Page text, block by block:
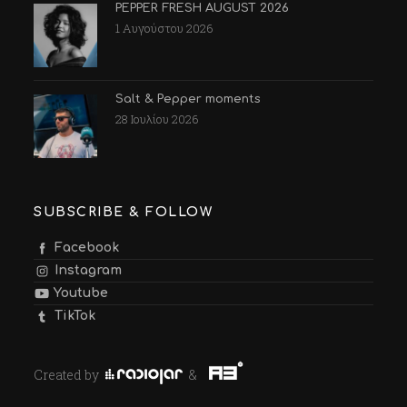
PEPPER FRESH AUGUST 2026
1 Αυγούστου 2026
Salt & Pepper moments
28 Ιουλίου 2026
SUBSCRIBE & FOLLOW
Facebook
Instagram
Youtube
TikTok
Created by &